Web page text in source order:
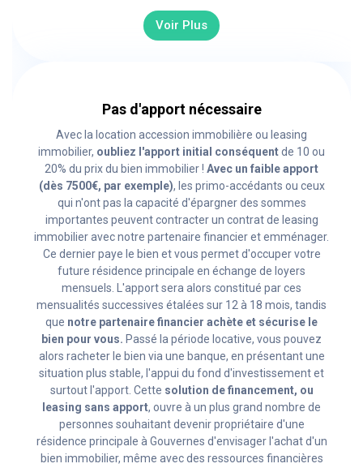
Voir Plus
Pas d'apport nécessaire
Avec la location accession immobilière ou leasing
immobilier, oubliez l'apport initial conséquentde 10 ou
20% du prix du bien immobilier ! Avec un faible apport
(dès 7500€, par exemple), les primo-accédants ou ceux
qui n'ont pas la capacité d'épargner des sommes
importantes peuvent contracter un contrat de leasing
immobilier avec notre partenaire financier et emménager.
Ce dernier paye le bien et vous permet d'occuper votre
future résidence principale en échange de loyers
mensuels. L'apport sera alors constitué par ces
mensualités successives étalées sur 12 à 18 mois, tandis
que notre partenaire financier achète et sécurise le
bien pour vous. Passé la période locative, vous pouvez
alors racheter le bien via une banque, en présentant une
situation plus stable, l'appui du fond d'investissement et
surtout l'apport. Cette solution de financement, ou
leasing sans apport, ouvre à un plus grand nombre de
personnes souhaitant devenir propriétaire d'une
résidence principale à Gouvernes d'envisager l'achat d'un
bien immobilier, même avec des ressources financières